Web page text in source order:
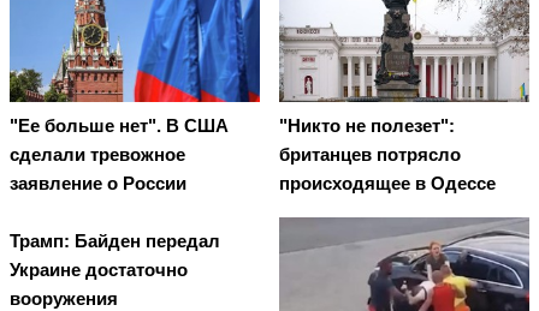
"Ее больше нет". В США
сделали тревожное
заявление о России
"Никто не полезет":
британцев потрясло
происходящее в Одессе
Трамп: Байден передал
Украине достаточно
вооружения